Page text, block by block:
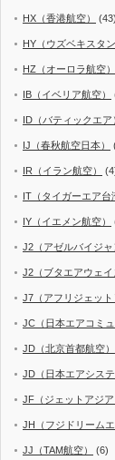
HX（香港航空） (43)
HY（ウズベキスタン
HZ（オーロラ航空）
IB（イベリア航空）
ID（バティックエア
IJ（春秋航空日本）
IR（イラン航空）
IT（タイガーエア台
IY（イエメン航空）
J2（アゼルバイジャ
J2（ブタエアウェイ
J7（アフリジェット
JC（日本エアコミュ
JD（北京首都航空）
JD（日本エアシステ
JF（ジェットアジア
JH（フジドリームエ
JJ（TAM航空） (6)